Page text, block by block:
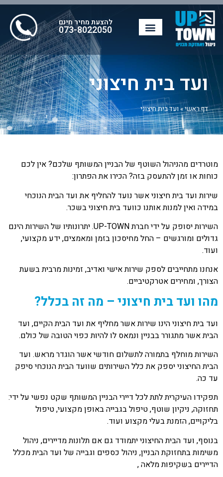
להצעת מחיר חינם
073-8022050
ועד בית חיצוני
דף ראשי» ועד בית חיצוני
מוטרדים מהניהול השוטף של הבניין המשותף שלכם? אין לכם
כוחות או זמן להתעסק בזה? הכירו את הפתרון:
שירות ועד בית חיצוני אשר נועד להחליף את ועד הבית הנוכחי
במידה ואין למנות אותנו כוועד בית חיצוני בשכר.
השירות יסופק על ידי חברת UP-TOWN. יתרונותיו של השירות הינם
גדולים ומורגשים – החל מחיסכון בזמן ומאמצים, ידע מקצועי,
ועוד.
אנחנו מתחייבים לספק שירות אישי ואדיב, זמינות מרבית בשעת
הצורך, ומחירים אטרקטיביים.
מהו ועד בית חיצוני – מה זה בכלל?
ועד בית חיצוני הינו שירות אשר מחליף את ועד הבית הקיים, ועד
הבית אשר מתגורר בבניין ונמאס לו להיות כפוי הטובה של כולם.
השירות מוחלף בתמורה לתשלום חודשי אשר הוגדר מראש. ועד
הבית החיצוני יספק את כלל השירותים שוועד הבית הנוכחי סיפק
עד כה.
תפקידו העיקרית לתת לכל דיירי הבניין המשותף שקט נפשי על ידי:
תחזוקה, ניקיון שוטף, טיפול בגבייה באופן מקצועי, טיפול
בליקויים, הזמנת בעלי מקצוע ועוד.
בנוסף, ועד הבית החיצוני יתמודד גם אם תלונות מדיירים, ניהול
משימות בתחזוקת הבניין, ניהול כספים וגבייה של ועד הבית מכלל
הדיירים בשקיפות מלאה ,